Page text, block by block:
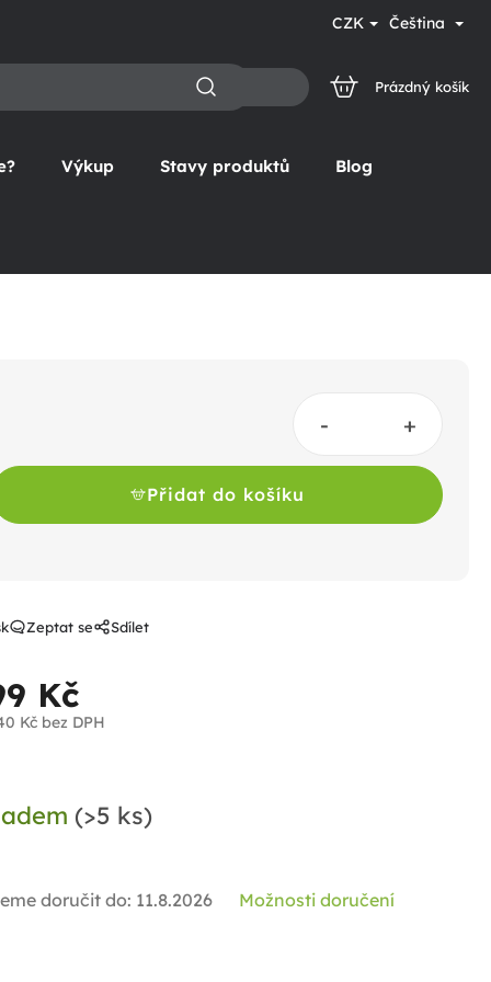
CZK Čeština
NÁKUPNÍ
Prázdný košík
Výkup Stavy produktů Blog
Kč
Kč bez DPH
(>5 ks)
doručit do: 11.8.2026 Možnosti doručení
Přidat do košíku
Zeptat se Sdílet